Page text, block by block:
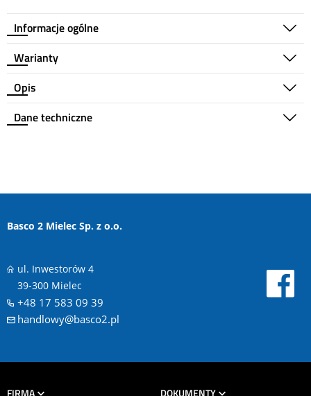
Informacje ogólne
Warianty
Opis
Dane techniczne
Basco 2 Mielec Sp. z o.o.
ul. Inwestorów 4
39-300 Mielec
+48 17 583 09 39
handlowy@basco2.pl
FIRMA DOKUMENTY